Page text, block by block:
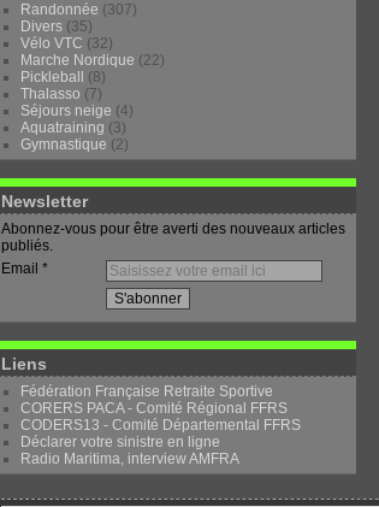
Randonnée (307)
Divers (35)
Vélo VTC (32)
Marche Nordique (22)
Pickleball
(8)
Thalasso (7)
Séjours neige (4)
Aquatraining (3)
Gymnastique (2)
Newsletter
Abonnez-vous pour être averti des nouveaux articles
publiés.
Email
Liens
Fédération Française Retraite Sportive
CORERS PACA - Comité Régional FFRS
CODERS13 - Comité Départemental FFRS
Déclarer votre sinistre en ligne
Radio Maritima, interview AMFRA